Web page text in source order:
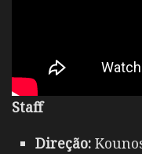
Staff
Direção: